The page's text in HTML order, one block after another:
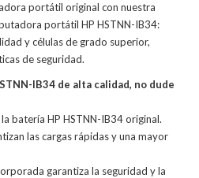
portátil original con nuestra
portátil HP HSTNN-IB34:
y células de grado superior,
de seguridad.
IB34 de alta calidad, no dude
batería HP HSTNN-IB34 original.
las cargas rápidas y una mayor
garantiza la seguridad y la